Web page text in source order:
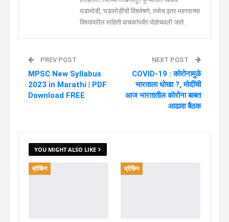
घडामोडी, घडामोडींची विश्लेषणे, तसेच इतर महत्त्वाच्या
विषयांवरील माहिती वाचकांपर्यंत पोहोचवली जाते.
PREV POST
MPSC New Syllabus
2023 in Marathi | PDF
Download FREE
NEXT POST
COVID-19 : कोरोनामुळे
भारताला धोखा ?, मोदींची
आज भारतातील कोरोना बाबत
आढावा बैठक
YOU MIGHT ALSO LIKE
ब्रेकिंग ब्रेकिंग